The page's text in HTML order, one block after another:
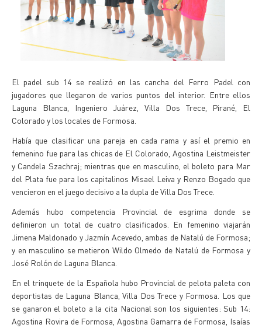
El padel sub 14 se realizó en las cancha del Ferro Padel con
jugadores que llegaron de varios puntos del interior. Entre ellos
Laguna Blanca, Ingeniero Juárez, Villa Dos Trece, Pirané, El
Colorado y los locales de Formosa.
Había que clasificar una pareja en cada rama y así el premio en
femenino fue para las chicas de El Colorado, Agostina Leistmeister
y Candela Szachraj; mientras que en masculino, el boleto para Mar
del Plata fue para los capitalinos Misael Leiva y Renzo Bogado que
vencieron en el juego decisivo a la dupla de Villa Dos Trece.
Además hubo competencia Provincial de esgrima donde se
definieron un total de cuatro clasificados. En femenino viajarán
Jimena Maldonado y Jazmín Acevedo, ambas de Natalú de Formosa;
y en masculino se metieron Wildo Olmedo de Natalú de Formosa y
José Rolón de Laguna Blanca.
En el trinquete de la Española hubo Provincial de pelota paleta con
deportistas de Laguna Blanca, Villa Dos Trece y Formosa. Los que
se ganaron el boleto a la cita Nacional son los siguientes: Sub 14:
Agostina Rovira de Formosa, Agostina Gamarra de Formosa, Isaías